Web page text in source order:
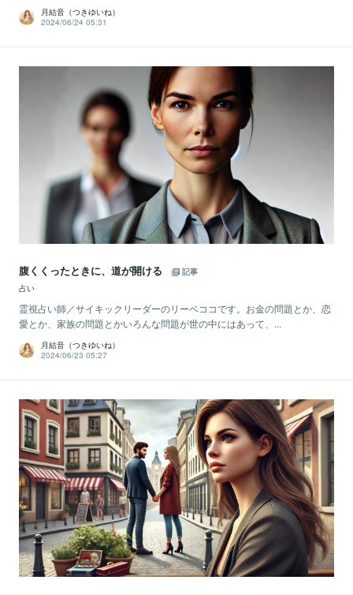
月結音（つきゆいね）
2024/06/24 05:31
腹くくったときに、道が開ける
記事
占い
霊視占い師／サイキックリーダーのリーベココです。お金の問題とか、恋
愛とか、家族の問題とかいろんな問題が世の中にはあって、...
月結音（つきゆいね）
2024/06/23 05:27